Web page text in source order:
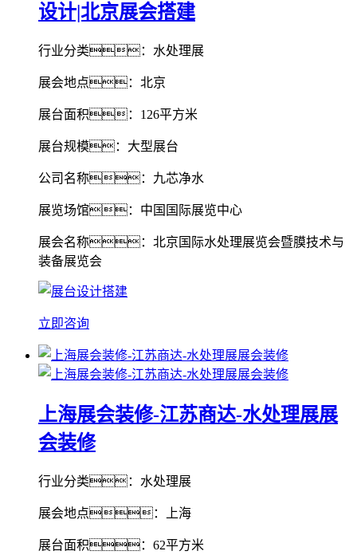
设计|北京展会搭建
行业分类：水处理展
展会地点：北京
展台面积：126平方米
展台规模：大型展台
公司名称：九芯净水
展览场馆：中国国际展览中心
展会名称：北京国际水处理展览会暨膜技术与
装备展览会
立即咨询
上海展会装修-江苏商达-水处理展展
会装修
行业分类：水处理展
展会地点：上海
展台面积：62平方米